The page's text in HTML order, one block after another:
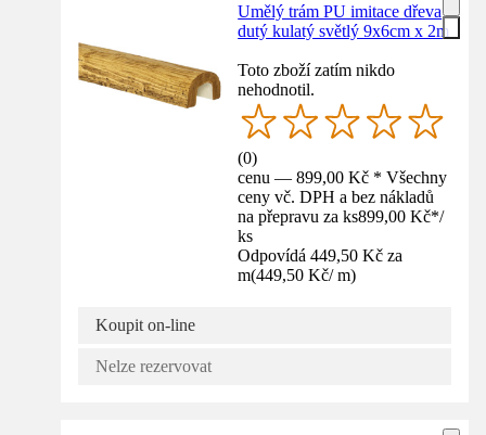
Umělý trám PU imitace dřeva
dutý kulatý světlý 9x6cm x 2m
Toto zboží zatím nikdo
nehodnotil.
(0)
cenu — 899,00 Kč * Všechny
ceny vč. DPH a bez nákladů
na přepravu za ks899,00 Kč*/
ks
Odpovídá 449,50 Kč za
m(449,50 Kč/ m)
Koupit on-line
Nelze rezervovat